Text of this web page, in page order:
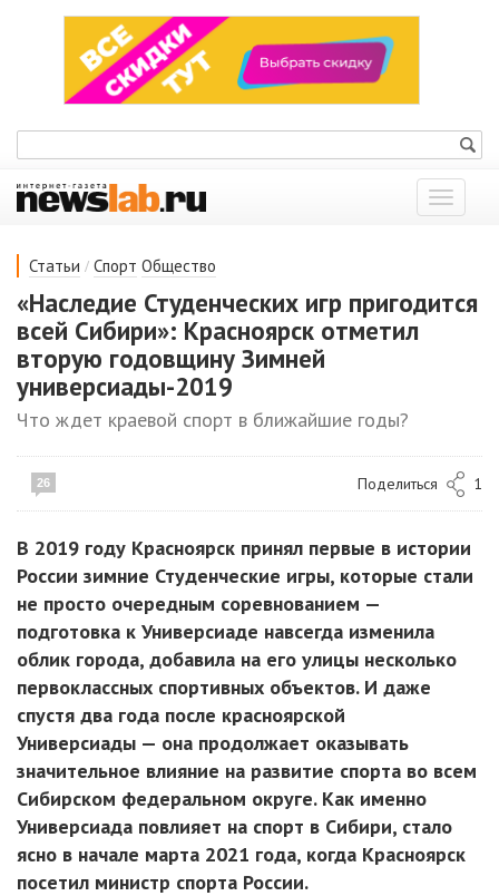
Показать
меню
Статьи / Спорт Общество
«Наследие Студенческих игр пригодится
всей Сибири»: Красноярск отметил
вторую годовщину Зимней
универсиады-2019
Что ждет краевой спорт в ближайшие годы?
26 Поделиться 1
В 2019 году Красноярск принял первые в истории
России зимние Студенческие игры, которые стали
не просто очередным соревнованием —
подготовка к Универсиаде навсегда изменила
облик города, добавила на его улицы несколько
первоклассных спортивных объектов. И даже
спустя два года после красноярской
Универсиады — она продолжает оказывать
значительное влияние на развитие спорта во всем
Сибирском федеральном округе. Как именно
Универсиада повлияет на спорт в Сибири, стало
ясно в начале марта 2021 года, когда Красноярск
посетил министр спорта России.